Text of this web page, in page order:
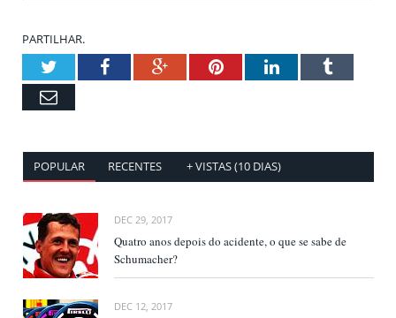
PARTILHAR.
TwitterFacebookGoogle+PinterestLinkedInTumblr
Email
POPULAR RECENTES + VISTAS (10 DIAS)
DEC 29, 2017
Quatro anos depois do acidente, o que se sabe de
Schumacher?
DEC 12, 2017